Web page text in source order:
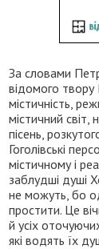
За словами
відомого твору
містичність,
містичний
пісень,
Гоголівські
містичному і
заблудші душі
не можуть, бо
простити. Це
й усіх
які водять їх